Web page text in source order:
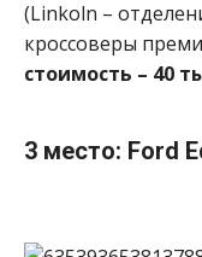
(Linkoln –
кроссоверы
стоимость – 40
3 место: Ford